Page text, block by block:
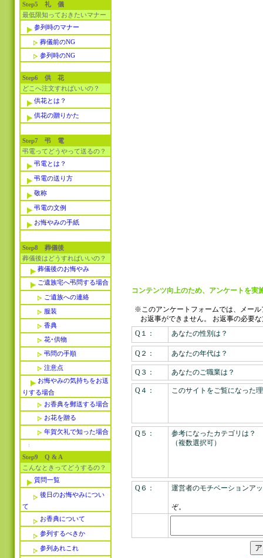
Step5 礼 儀
最低限知っておきたいマナー
参列時のマナー
葬儀前のNG
参列時のNG
Step6 供 花
どこへ注文すればいいの？
供花とは？
供花の贈りかた
Step7 弔 電
弔電ってどうやって送るの？
弔電とは？
弔電の送り方
敬称
弔電の文例
お悔やみの手紙
Step8 葬儀後
葬儀後はどうすればいいの？
葬儀後のお悔やみ
ご遺族宅へ弔問する場合
ご遺族への連絡
服装
香典
花･供物
弔問の手順
注意点
お悔やみの気持ちをお送
りする場合
お香典を郵送する場合
お花を贈る
年賀欠礼で知った場合
Step9 Q & A
こんなときってどうするの？
質問一覧
後日のお悔やみについ
て
お香典について
参列するべきか
参列あれこれ
コンテンツ向上のため、アンケートを実
※このアンケートフォームでは、メー
お返事ができません。
お返事の必要
Q１：
あなたの性別は？
Q２： あなたの年代は？
Q３： あなたのご職業は？
Q４： このサイトをご覧になった
Q５：
参考になったカテゴリは？
（複数選択可）
Q６：
運営者のモチベーションア
ぞ。